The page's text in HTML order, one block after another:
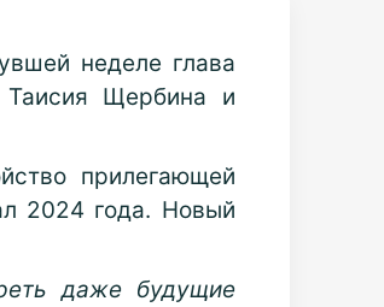
неделе глава
Таисия Щербина и
прилегающей
2024 года. Новый
даже будущие